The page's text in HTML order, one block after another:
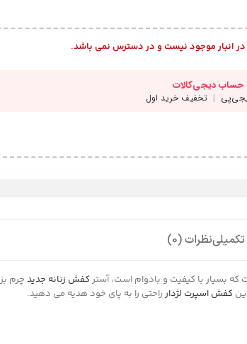
انبار موجود نیست و در دسترس نمی باشد.
نظرات (0)
کفش زنانه جدید چرم
کفش اسپرت لژدار راحتی را به پای خود هدیه می دهید.